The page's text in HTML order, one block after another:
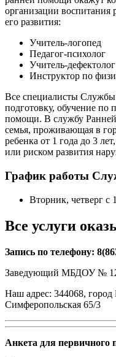
организации воспитания
его развития:
Учитель-логопед
Педагог-психолог
Учитель-дефектолог
Инструктор по
Все специалисты
подготовку, обучение по
помощи. В службу
семья, проживающая в
ребенка от 1 года до 3
или риском развития
График работы
Вторник, четверг с
Все услуги
Запись по телефону:
Заведующий МБДОУ №
Наш адрес: 344068, город
Симферопольская 65/3
Анкета для первичного